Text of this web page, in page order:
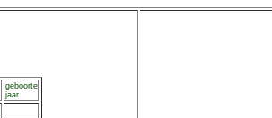
geboorte
jaar